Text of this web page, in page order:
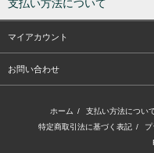
支払い方法について
マイアカウント
お問い合わせ
ホーム / 支払い方法につい
特定商取引法に基づく表記 /